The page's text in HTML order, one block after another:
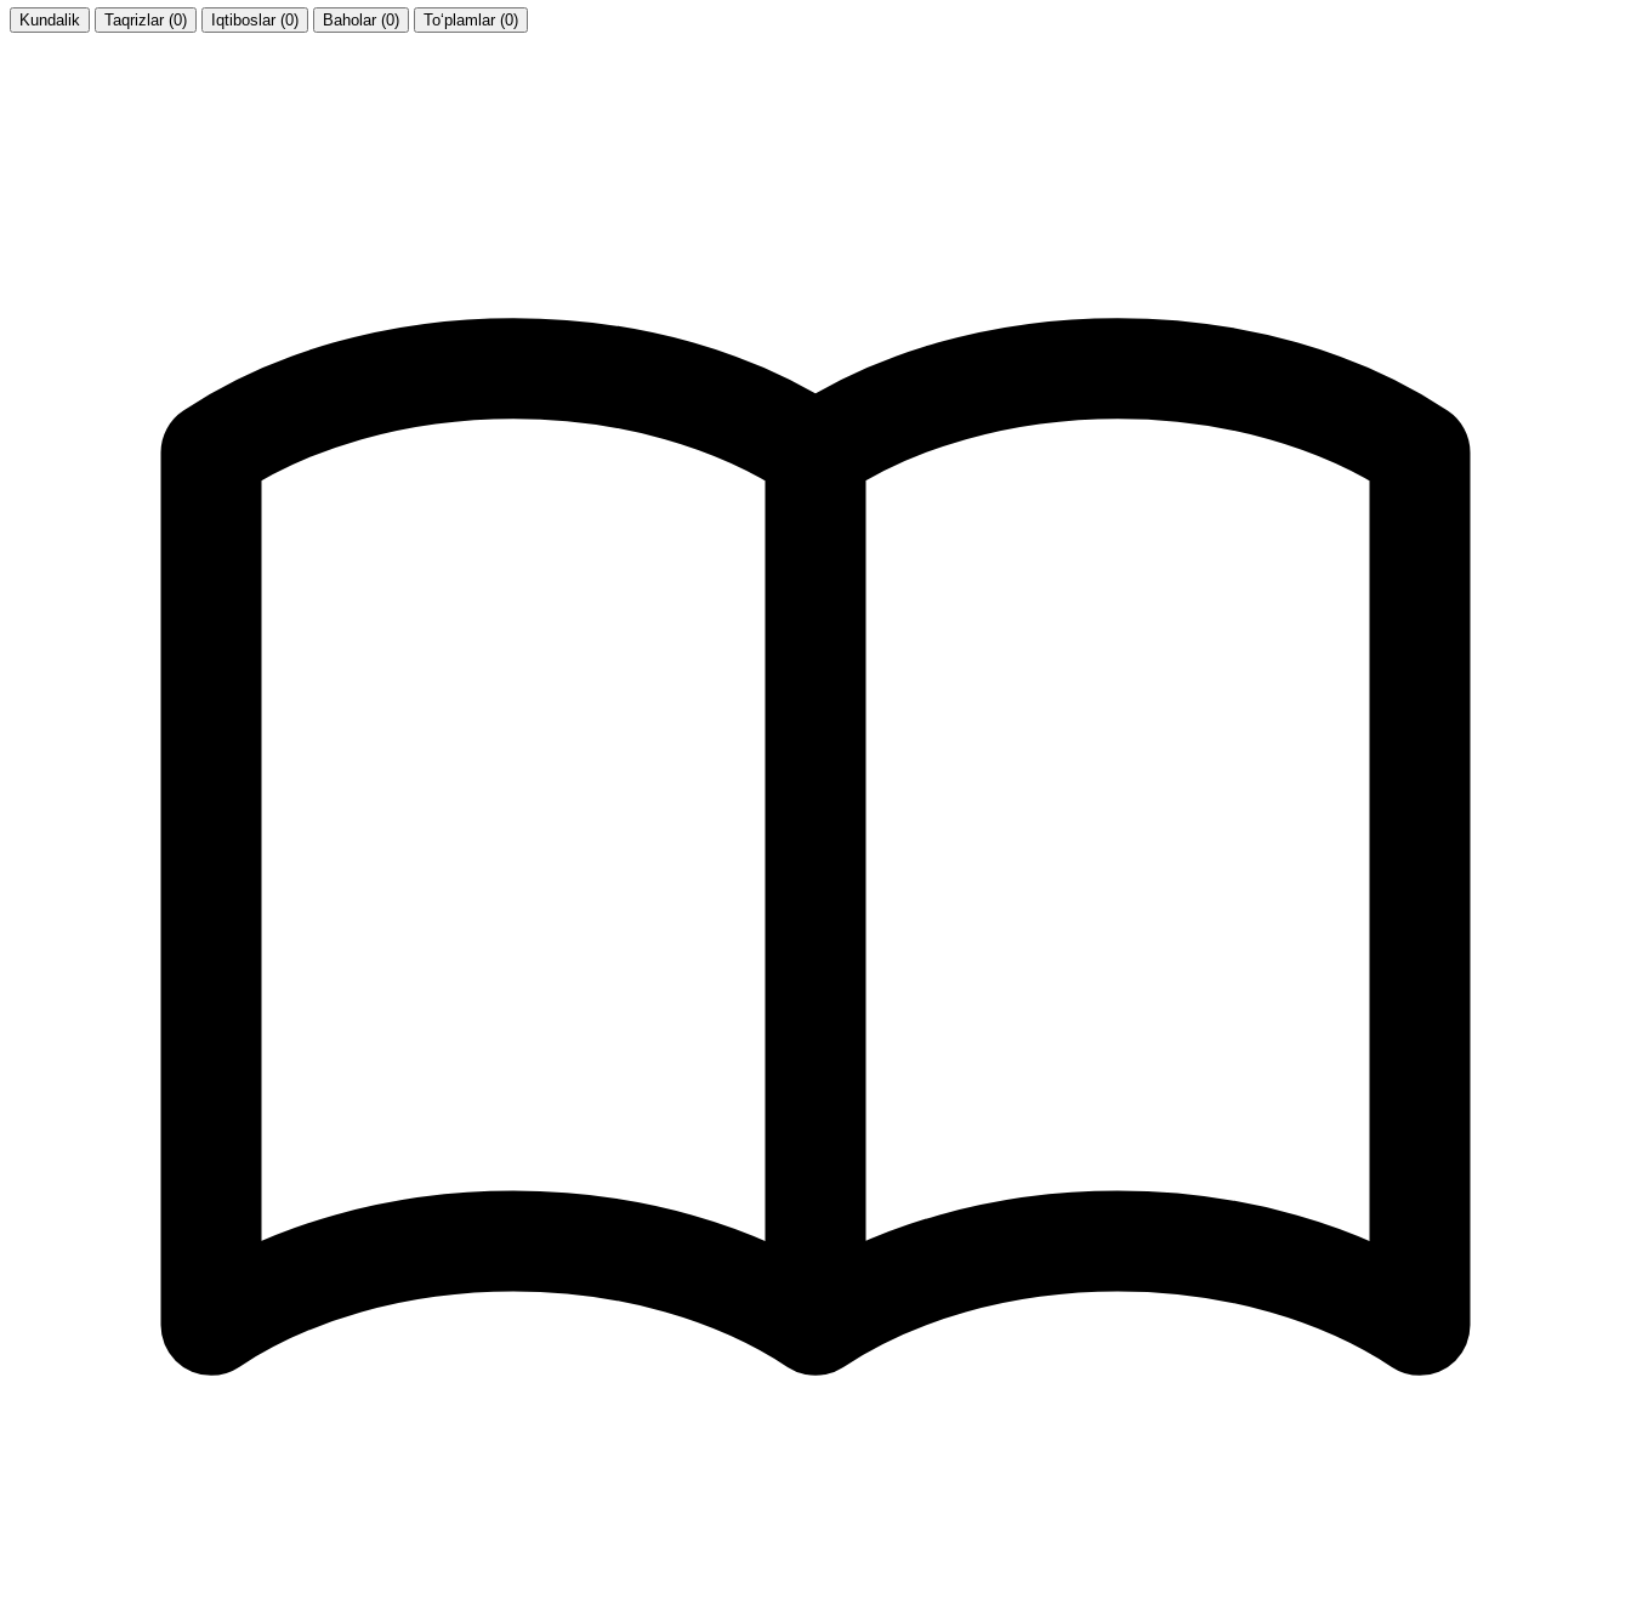
Kundalik Taqrizlar (0) Iqtiboslar (0) Baholar (0) To‘plamlar (0)